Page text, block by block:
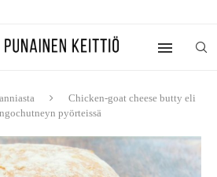
Chicken-goat cheese butty eli
pyörteissä